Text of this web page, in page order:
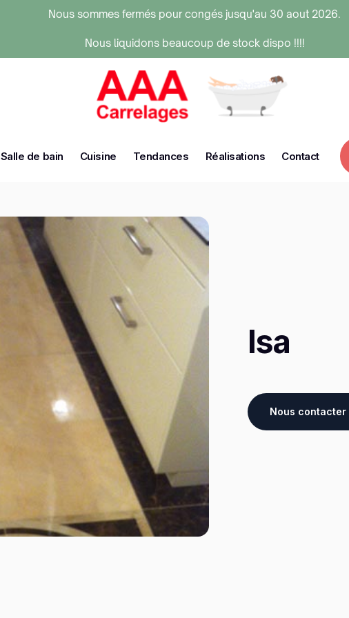
Nous sommes fermés pour congés jusqu'au 30 aout 2026.
Nous liquidons beaucoup de stock dispo !!!!
Salle de bain Cuisine Tendances Réalisations Contact
Isa
Nous contacter